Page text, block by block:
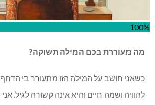
100%
מה מעוררת בכם המילה תשוקה?
כשאני חושב על המילה הזו מתעורר בי הדחף
להוויה ושמה חיים והיא אינה קשורה לגיל.